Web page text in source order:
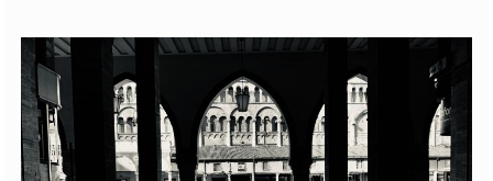
FOTOGRAFI PARTNER COLLABORA CON NOI
EXTRA
CODICI RUBRICHE LIBRI PROCEEDINGS PUBBLICITÀ CONTATTI